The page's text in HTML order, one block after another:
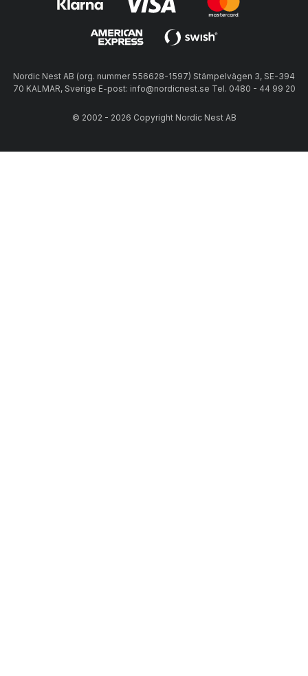
Nordic Nest AB (org. nummer 556628-1597) Stämpelvägen 3, SE-394
70 KALMAR, Sverige E-post: info@nordicnest.se Tel. 0480 - 44 99 20
© 2002 - 2026 Copyright Nordic Nest AB